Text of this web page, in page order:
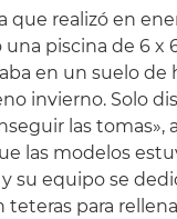
que realizó en
una piscina de 6 x
en un suelo de
invierno. Solo
las tomas»,
las modelos
su equipo se
teteras para